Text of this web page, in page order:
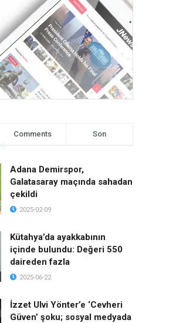
Comments Son
Adana Demirspor,
Galatasaray maçında sahadan
çekildi
2025-02-09
Kütahya’da ayakkabının
içinde bulundu: Değeri 550
daireden fazla
2025-06-22
İzzet Ulvi Yönter’e ‘Cevheri
Güven’ şoku; sosyal medyada